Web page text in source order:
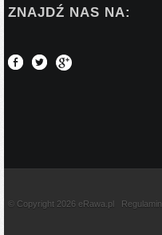
ZNAJDŹ NAS NA:
© Copyright 2026 eRawa.pl Regulamin